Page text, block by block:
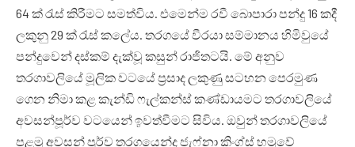
64 ක් රැස් කිරීමට සමත්විය. එමෙන්ම රවී බොපාරා පන්දු 16 කදී
ලකුනු 29 ක් රැස් කලේය. තරගයේ වීරයා සම්මානය හිමිවුයේ
පන්දුවෙන් දස්කම් දැක්වූ කසුන් රාජිතටයි. මේ අනුව
තරගාවලියේ මූලික වටයේ ප්‍රසාද ලකුණු සටහන පෙරමුණ
ගෙන නිමා කළ කැන්ඩි ෆැල්කන්ස් කණ්ඩායමට තරගාවලියේ
අවසන්පූර්ව වටයෙන් ඉවත්වීමට සිවිය. ඔවුන් තරගාවලියේ
පළමු අවසන් පූර්ව තරගයෙන්ද ජැෆ්නා කිංග්ස් හමුවේ